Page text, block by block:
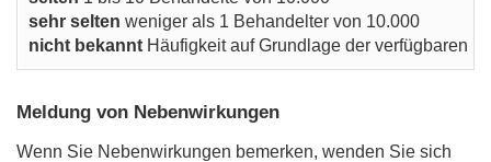
sehr selten weniger als 1 Behandelter von 10.000
nicht bekannt Häufigkeit auf Grundlage der verfügbaren
Meldung von Nebenwirkungen
Wenn Sie Nebenwirkungen bemerken, wenden Sie sich